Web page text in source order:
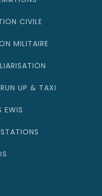
CIVILE
MILITAIRE
UP & TAXI
EWIS